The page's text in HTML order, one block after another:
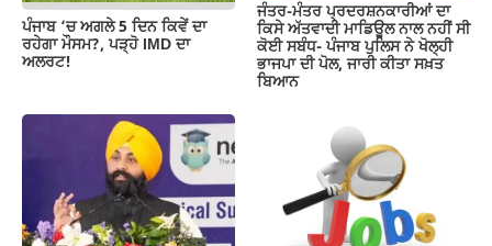
ਪੰਜਾਬ ‘ਚ ਅਗਲੇ 5 ਦਿਨ ਕਿਵੇਂ ਦਾ
ਰਹੇਗਾ ਮੌਸਮ?, ਪੜ੍ਹੋ IMD ਦਾ
ਅਲਰਟ!
ਜੰਤਰ-ਮੰਤਰ ਪ੍ਰਦਰਸ਼ਨਕਾਰੀਆਂ ਦਾ
ਕਿਸੇ ਅੱਤਵਾਦੀ ਮਾਡਿਊਲ ਨਾਲ ਨਹੀਂ ਸੀ
ਕੋਈ ਸਬੰਧ- ਪੰਜਾਬ ਪੁਲਿਸ ਨੇ ਖੋਲ੍ਹੀ
ਭਾਜਪਾ ਦੀ ਪੋਲ, ਜਾਰੀ ਕੀਤਾ ਸਖ਼ਤ
ਬਿਆਨ